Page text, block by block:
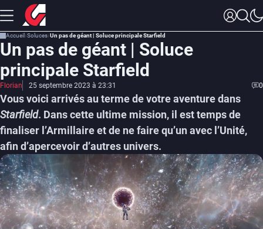
Accueil Soluces Un pas de géant | Soluce principale Starfield
Un pas de géant | Soluce
principale Starfield
Florian 25 septembre 2023 à 23:31 0
Vous voici arrivés au terme de votre aventure dans
Starfield. Dans cette ultime mission, il est temps de
finaliser l’Armillaire et de ne faire qu’un avec l’Unité,
afin d’apercevoir d’autres univers.